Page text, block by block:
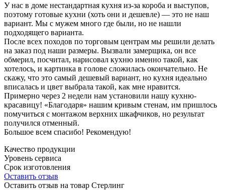
У нас в доме нестандартная кухня из-за короба и выступов,
поэтому готовые кухни (хоть они и дешевле) — это не наш
вариант. Мы с мужем много где были, но не нашли
подходящего варианта.
После всех походов по торговым центрам мы решили делать
на заказ под наши размеры. Вызвали замерщика, он все
обмерил, посчитал, нарисовал кухню именно такой, как
хотелось, и картинка в голове сложилась окончательно. Не
скажу, что это самый дешевый вариант, но кухня идеально
вписалась и цвет выбрала такой, как мне нравится.
Примерно через 2 недели нам установили нашу кухню-
красавицу! «Благодаря» нашим кривым стенам, им пришлось
помучиться с монтажом верхних шкафчиков, но результат
получился отменный.
Большое всем спасибо! Рекомендую!
Качество продукции
Уровень сервиса
Срок изготовления
Оставить отзыв
Оставить отзыв на товар Стерлинг